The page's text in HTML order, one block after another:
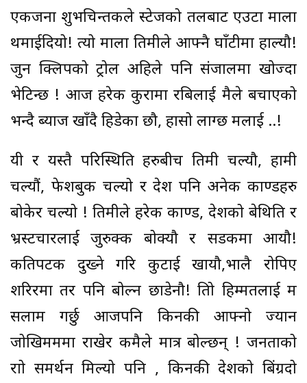
एकजना शुभचिन्तकले स्टेजको तलबाट एउटा माला
थमाईदियो! त्यो माला तिमीले आफ्नै घाँटीमा हाल्यौ!
जुन क्लिपको ट्रोल अहिले पनि संजालमा खोज्दा
भेटिन्छ ! आज हरेक कुरामा रबिलाई मैले बचाएको
भन्दै ब्याज खाँदै हिडेका छौ, हासो लाग्छ मलाई ..!
यी र यस्तै परिस्थिति हरुबीच तिमी चल्यौ, हामी
चल्यौं, फेशबुक चल्यो र देश पनि अनेक काण्डहरु
बोकेर चल्यो ! तिमीले हरेक काण्ड, देशको बेथिति र
भ्रस्टचारलाई जुरुक्क बोक्यौ र सडकमा आयौ!
कतिपटक दुख्ने गरि कुटाई खायौ,भालै रोपिए
शरिरमा तर पनि बोल्न छाडेनौ! तिम्रो हिम्मतलाई म
सलाम गर्छु आजपनि किनकी आफ्नो ज्यान
जोखिमममा राखेर कमैले मात्र बोल्छन् ! जनताको
राम्रो समर्थन मिल्यो पनि , किनकी देशको बिंग्रदो